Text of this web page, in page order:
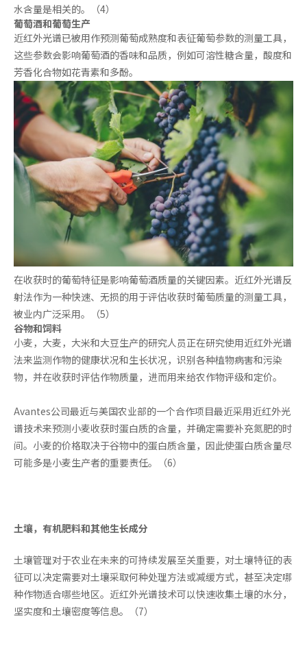
水含量是相关的。（4）
葡萄酒和葡萄生产
近红外光谱已被用作预测葡萄成熟度和表征葡萄参数的测量工具，
这些参数会影响葡萄酒的香味和品质，例如可溶性糖含量，酸度和
芳香化合物如花青素和多酚。
在收获时的葡萄特征是影响葡萄酒质量的关键因素。近红外光谱反
射法作为一种快速、无损的用于评估收获时葡萄质量的测量工具，
被业内广泛采用。（5）
谷物和饲料
小麦，大麦，大米和大豆生产的研究人员正在研究使用近红外光谱
法来监测作物的健康状况和生长状况，识别各种植物病害和污染
物，并在收获时评估作物质量，进而用来给农作物评级和定价。
Avantes公司最近与美国农业部的一个合作项目最近采用近红外光
谱技术来预测小麦收获时蛋白质的含量，并确定需要补充氮肥的时
间。小麦的价格取决于谷物中的蛋白质含量，因此使蛋白质含量尽
可能多是小麦生产者的重要责任。（6）
土壤，有机肥料和其他生长成分
土壤管理对于农业在未来的可持续发展至关重要，对土壤特征的表
征可以决定需要对土壤采取何种处理方法或减缓方式，甚至决定哪
种作物适合哪些地区。近红外光谱技术可以快速收集土壤的水分，
坚实度和土壤密度等信息。（7）